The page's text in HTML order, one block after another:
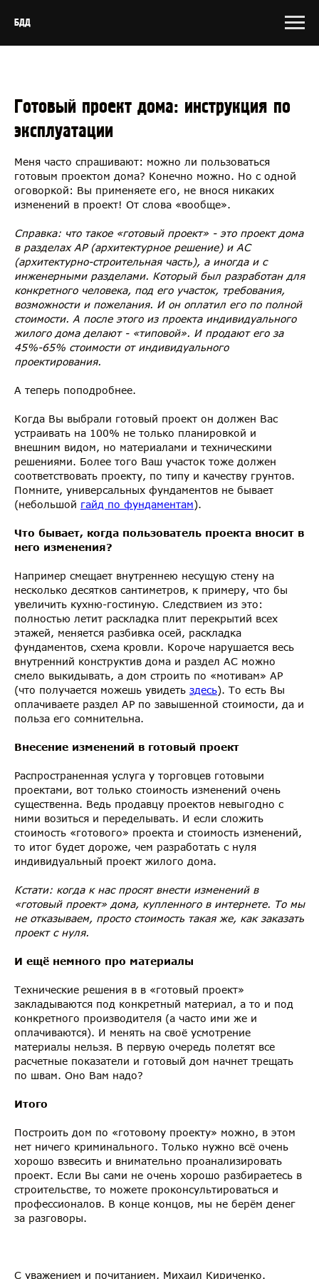
БДД
Готовый проект дома: инструкция по
эксплуатации
Меня часто спрашивают: можно ли пользоваться
готовым проектом дома? Конечно можно. Но с одной
оговоркой: Вы применяете его, не внося никаких
изменений в проект! От слова «вообще».
Справка: что такое «готовый проект» - это проект дома
в разделах АР (архитектурное решение) и АС
(архитектурно-строительная часть), а иногда и с
инженерными разделами. Который был разработан для
конкретного человека, под его участок, требования,
возможности и пожелания. И он оплатил его по полной
стоимости. А после этого из проекта индивидуального
жилого дома делают - «типовой». И продают его за
45%-65% стоимости от индивидуального
проектирования.
А теперь поподробнее.
Когда Вы выбрали готовый проект он должен Вас
устраивать на 100% не только планировкой и
внешним видом, но материалами и техническими
решениями. Более того Ваш участок тоже должен
соответствовать проекту, по типу и качеству грунтов.
Помните, универсальных фундаментов не бывает
(небольшой гайд по фундаментам).
Что бывает, когда пользователь проекта вносит в
него изменения?
Например смещает внутреннею несущую стену на
несколько десятков сантиметров, к примеру, что бы
увеличить кухню-гостиную. Следствием из это:
полностью летит раскладка плит перекрытий всех
этажей, меняется разбивка осей, раскладка
фундаментов, схема кровли. Короче нарушается весь
внутренний конструктив дома и раздел АС можно
смело выкидывать, а дом строить по «мотивам» АР
(что получается можешь увидеть здесь). То есть Вы
оплачиваете раздел АР по завышенной стоимости, да и
польза его сомнительна.
Внесение изменений в готовый проект
Распространенная услуга у торговцев готовыми
проектами, вот только стоимость изменений очень
существенна. Ведь продавцу проектов невыгодно с
ними возиться и переделывать. И если сложить
стоимость «готового» проекта и стоимость изменений,
то итог будет дороже, чем разработать с нуля
индивидуальный проект жилого дома.
Кстати: когда к нас просят внести изменений в
«готовый проект» дома, купленного в интернете. То мы
не отказываем, просто стоимость такая же, как заказать
проект с нуля.
И ещё немного про материалы
Технические решения в в «готовый проект»
закладываются под конкретный материал, а то и под
конкретного производителя (а часто ими же и
оплачиваются). И менять на своё усмотрение
материалы нельзя. В первую очередь полетят все
расчетные показатели и готовый дом начнет трещать
по швам. Оно Вам надо?
Итого
Построить дом по «готовому проекту» можно, в этом
нет ничего криминального. Только нужно всё очень
хорошо взвесить и внимательно проанализировать
проект. Если Вы сами не очень хорошо разбираетесь в
строительстве, то можете проконсультироваться и
профессионалов. В конце концов, мы не берём денег
за разговоры.
С уважением и почитанием, Михаил Кириченко.